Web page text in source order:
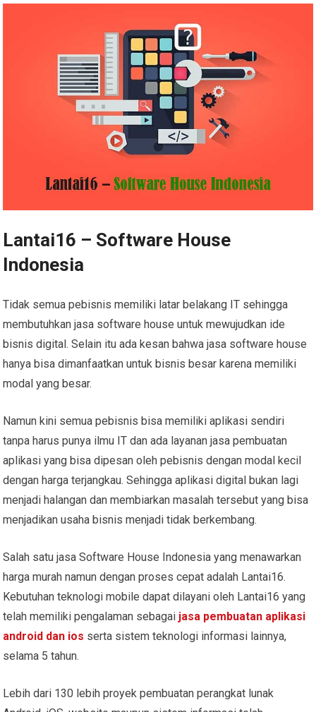
Lantai16 – Software House
Indonesia
Tidak semua pebisnis memiliki latar belakang IT sehingga
membutuhkan jasa software house untuk mewujudkan ide
bisnis digital. Selain itu ada kesan bahwa jasa software house
hanya bisa dimanfaatkan untuk bisnis besar karena memiliki
modal yang besar.
Namun kini semua pebisnis bisa memiliki aplikasi sendiri
tanpa harus punya ilmu IT dan ada layanan jasa pembuatan
aplikasi yang bisa dipesan oleh pebisnis dengan modal kecil
dengan harga terjangkau. Sehingga aplikasi digital bukan lagi
menjadi halangan dan membiarkan masalah tersebut yang bisa
menjadikan usaha bisnis menjadi tidak berkembang.
Salah satu jasa Software House Indonesia yang menawarkan
harga murah namun dengan proses cepat adalah Lantai16.
Kebutuhan teknologi mobile dapat dilayani oleh Lantai16 yang
telah memiliki pengalaman sebagai jasa pembuatan aplikasi
android dan ios serta sistem teknologi informasi lainnya,
selama 5 tahun.
Lebih dari 130 lebih proyek pembuatan perangkat lunak